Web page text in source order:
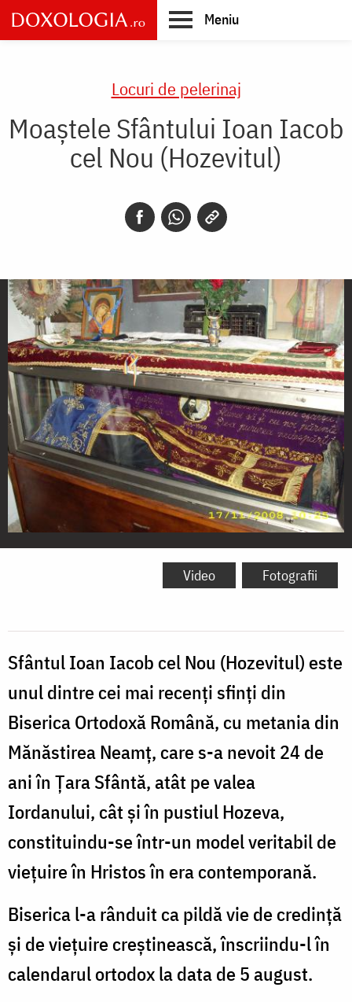
Skip
to
main
Meniu
Locuri de pelerinaj
Moaștele Sfântului Ioan Iacob
cel Nou (Hozevitul)
Moaștele
Iacob
cel
Nou
(Hozevitul)
Video Fotografii
Sfântul Ioan Iacob cel Nou (Hozevitul) este
unul dintre cei mai recenți sfinți din
Biserica Ortodoxă Română, cu metania din
Mănăstirea Neamț, care s-a nevoit 24 de
ani în Țara Sfântă, atât pe valea
Iordanului, cât și în pustiul Hozeva,
constituindu-se într-un model veritabil de
viețuire în Hristos în era contemporană.
Biserica l-a rânduit ca pildă vie de credință
și de viețuire creștinească, înscriindu-l în
calendarul ortodox la data de 5 august.